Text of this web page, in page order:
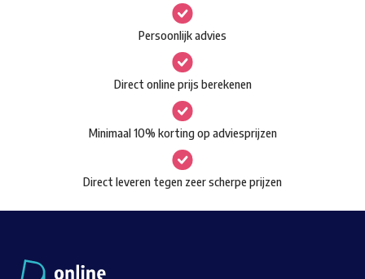
Waar ben je naar op zoek?
optie
kan
gekozen
worden
op
de
productpagina
Persoonlijk advies
Direct online prijs berekenen
Minimaal 10% korting op adviesprijzen
Direct leveren tegen zeer scherpe prijzen